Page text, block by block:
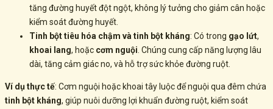
tăng đường huyết đột ngột, không lý tưởng cho giảm cân hoặc
kiểm soát đường huyết.
Tinh bột tiêu hóa chậm và tinh bột kháng: Có trong gạo lứt,
khoai lang, hoặc cơm nguội. Chúng cung cấp năng lượng lâu
dài, tăng cảm giác no, và hỗ trợ sức khỏe đường ruột.
Ví dụ thực tế: Cơm nguội hoặc khoai tây luộc để nguội qua đêm chứa
tinh bột kháng, giúp nuôi dưỡng lợi khuẩn đường ruột, kiểm soát